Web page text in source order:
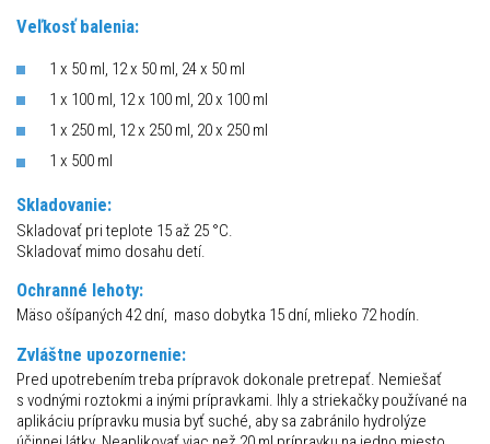
Veľkosť balenia:
1 x 50 ml, 12 x 50 ml, 24 x 50 ml
1 x 100 ml, 12 x 100 ml, 20 x 100 ml
1 x 250 ml, 12 x 250 ml, 20 x 250 ml
1 x 500 ml
Skladovanie:
Skladovať pri teplote 15 až 25 °C.
Skladovať mimo dosahu detí.
Ochranné lehoty:
Mäso ošípaných 42 dní, maso dobytka 15 dní, mlieko 72 hodín.
Zvláštne upozornenie:
Pred upotrebením treba prípravok dokonale pretrepať. Nemiešať
s vodnými roztokmi a inými prípravkami. Ihly a striekačky používané na
aplikáciu prípravku musia byť suché, aby sa zabránilo hydrolýze